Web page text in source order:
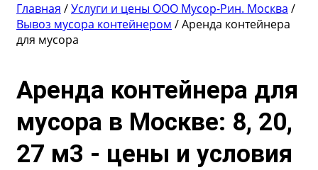
Главная /Услуги и цены ООО Мусор-Рин. Москва /
Вывоз мусора контейнером /Аренда контейнера
для мусора
Аренда контейнера для
мусора в Москве: 8, 20,
27 м3 - цены и условия